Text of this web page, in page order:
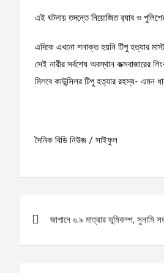
এই ঘটনায় তদন্তে নিয়োজিত র‍্যাব ও পুলিশের
এদিকে এখনো শনাক্ত হয়নি টিপু হত্যার
সেই নারীর সর্বশেষ অবস্থান কক্সবাজারের
মিলবে কাউন্সিলর টিপু হত্যার রহস্য- এমন
দৈনিক বিডি নিউজ / সাইফুল
navigation
জাপানে ৬.৯ মাত্রার ভূমিকম্প, সুনামি